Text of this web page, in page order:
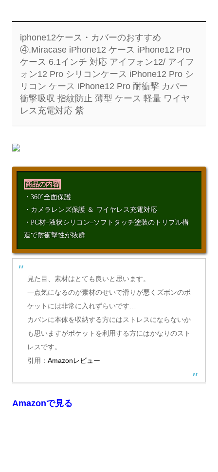
iphone12ケース・カバーのおすすめ
④.Miracase iPhone12 ケース iPhone12 Pro
ケース 6.1インチ 対応 アイフォン12/ アイフ
ォン12 Pro シリコンケース iPhone12 Pro シ
リコン ケース iPhone12 Pro 耐衝撃 カバー
衝撃吸収 指紋防止 薄型 ケース 軽量 ワイヤ
レス充電対応 紫
商品の内容
・360°全面保護
・カメラレンズ保護 ＆ ワイヤレス充電対応
・PC材–液状シリコン–ソフトタッチ塗装のトリプル構
造で耐衝撃性が抜群
見た目、素材はとても良いと思います。
一点気になるのが素材のせいで滑りが悪くズボンのポ
ケットには非常に入れずらいです…
カバンに本体を収納する方にはストレスにならないか
も思いますがポケットを利用する方にはかなりのスト
レスです。
引用： Amazonレビュー
Amazonで見る